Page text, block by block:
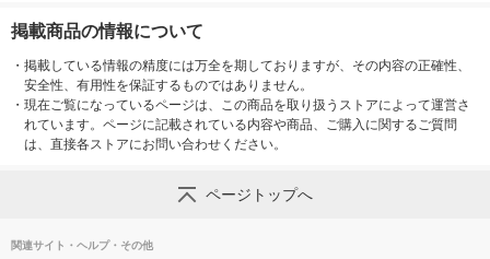
掲載商品の情報について
・ 掲載している情報の精度には万全を期しておりますが、その内容の正確性、
安全性、有用性を保証するものではありません。
・ 現在ご覧になっているページは、この商品を取り扱うストアによって運営さ
れています。ページに記載されている内容や商品、ご購入に関するご質問
は、直接各ストアにお問い合わせください。
ページトップへ
関連サイト・ヘルプ・その他